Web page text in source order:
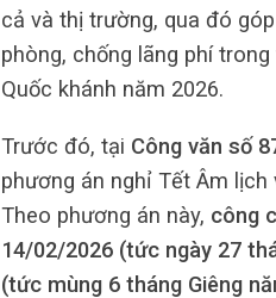
cả và thị trường, qua đó
phòng, chống lãng phí
Quốc khánh năm 2026.
Trước đó, tại Công văn số
phương án nghỉ Tết Âm lịch
Theo phương án này, công
14/02/2026 (tức ngày 27
(tức mùng 6 tháng Giêng